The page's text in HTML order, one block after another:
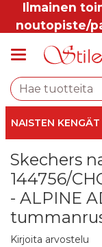
Ilmainen
noutopiste/
NAISTEN KENGÄT
Skechers
144756/
- ALPINE
Kirjoita arvostelu